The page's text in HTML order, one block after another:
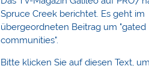
Spruce Creek berichtet. Es geht im
übergeordneten Beitrag um "gated
communities".
Bitte klicken Sie auf diesen Text,